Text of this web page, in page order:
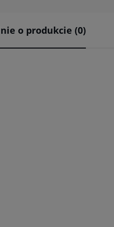
o produkcie (0)